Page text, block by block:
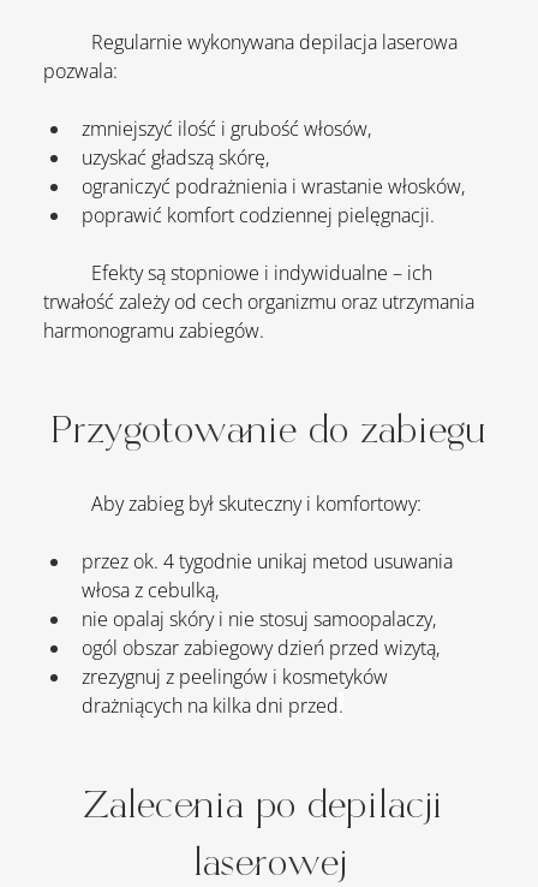
Regularnie wykonywana depilacja laserowa
pozwala:
zmniejszyć ilość i grubość włosów,
uzyskać gładszą skórę,
ograniczyć podrażnienia i wrastanie włosków,
poprawić komfort codziennej pielęgnacji.
trwałość zależy od cech organizmu oraz utrzymania
harmonogramu zabiegów.
Przygotowanie do zabiegu
Aby zabieg był skuteczny i komfortowy:
przez ok. 4 tygodnie unikaj metod usuwania
włosa z cebulką,
nie opalaj skóry i nie stosuj samoopalaczy,
ogól obszar zabiegowy dzień przed wizytą,
zrezygnuj z peelingów i kosmetyków
drażniących na kilka dni przed.
Zalecenia po depilacji
laserowej